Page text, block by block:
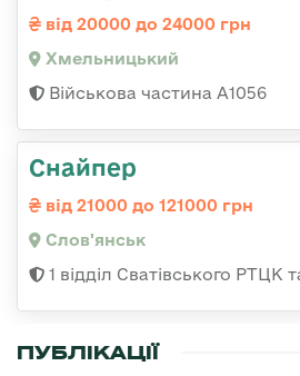
від 20000 до 24000 грн
Хмельницький
Військова частина А1056
Снайпер
від 21000 до 121000 грн
Слов'янськ
1 відділ Сватівського РТЦК
ПУБЛІКАЦІЇ